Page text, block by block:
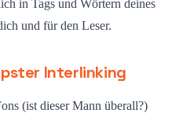
in Tags und Wörtern deines
und für den Leser.
Interlinking
(ist dieser Mann überall?)